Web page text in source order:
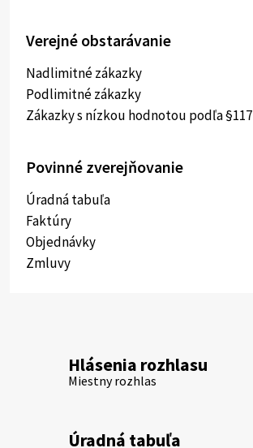
Verejné obstarávanie
Nadlimitné zákazky
Podlimitné zákazky
Zákazky s nízkou hodnotou podľa §117
Povinné zverejňovanie
Úradná tabuľa
Faktúry
Objednávky
Zmluvy
Hlásenia rozhlasu
Miestny rozhlas
Úradná tabuľa